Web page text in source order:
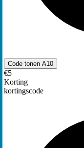
Code tonen A10
€5
Korting
kortingscode